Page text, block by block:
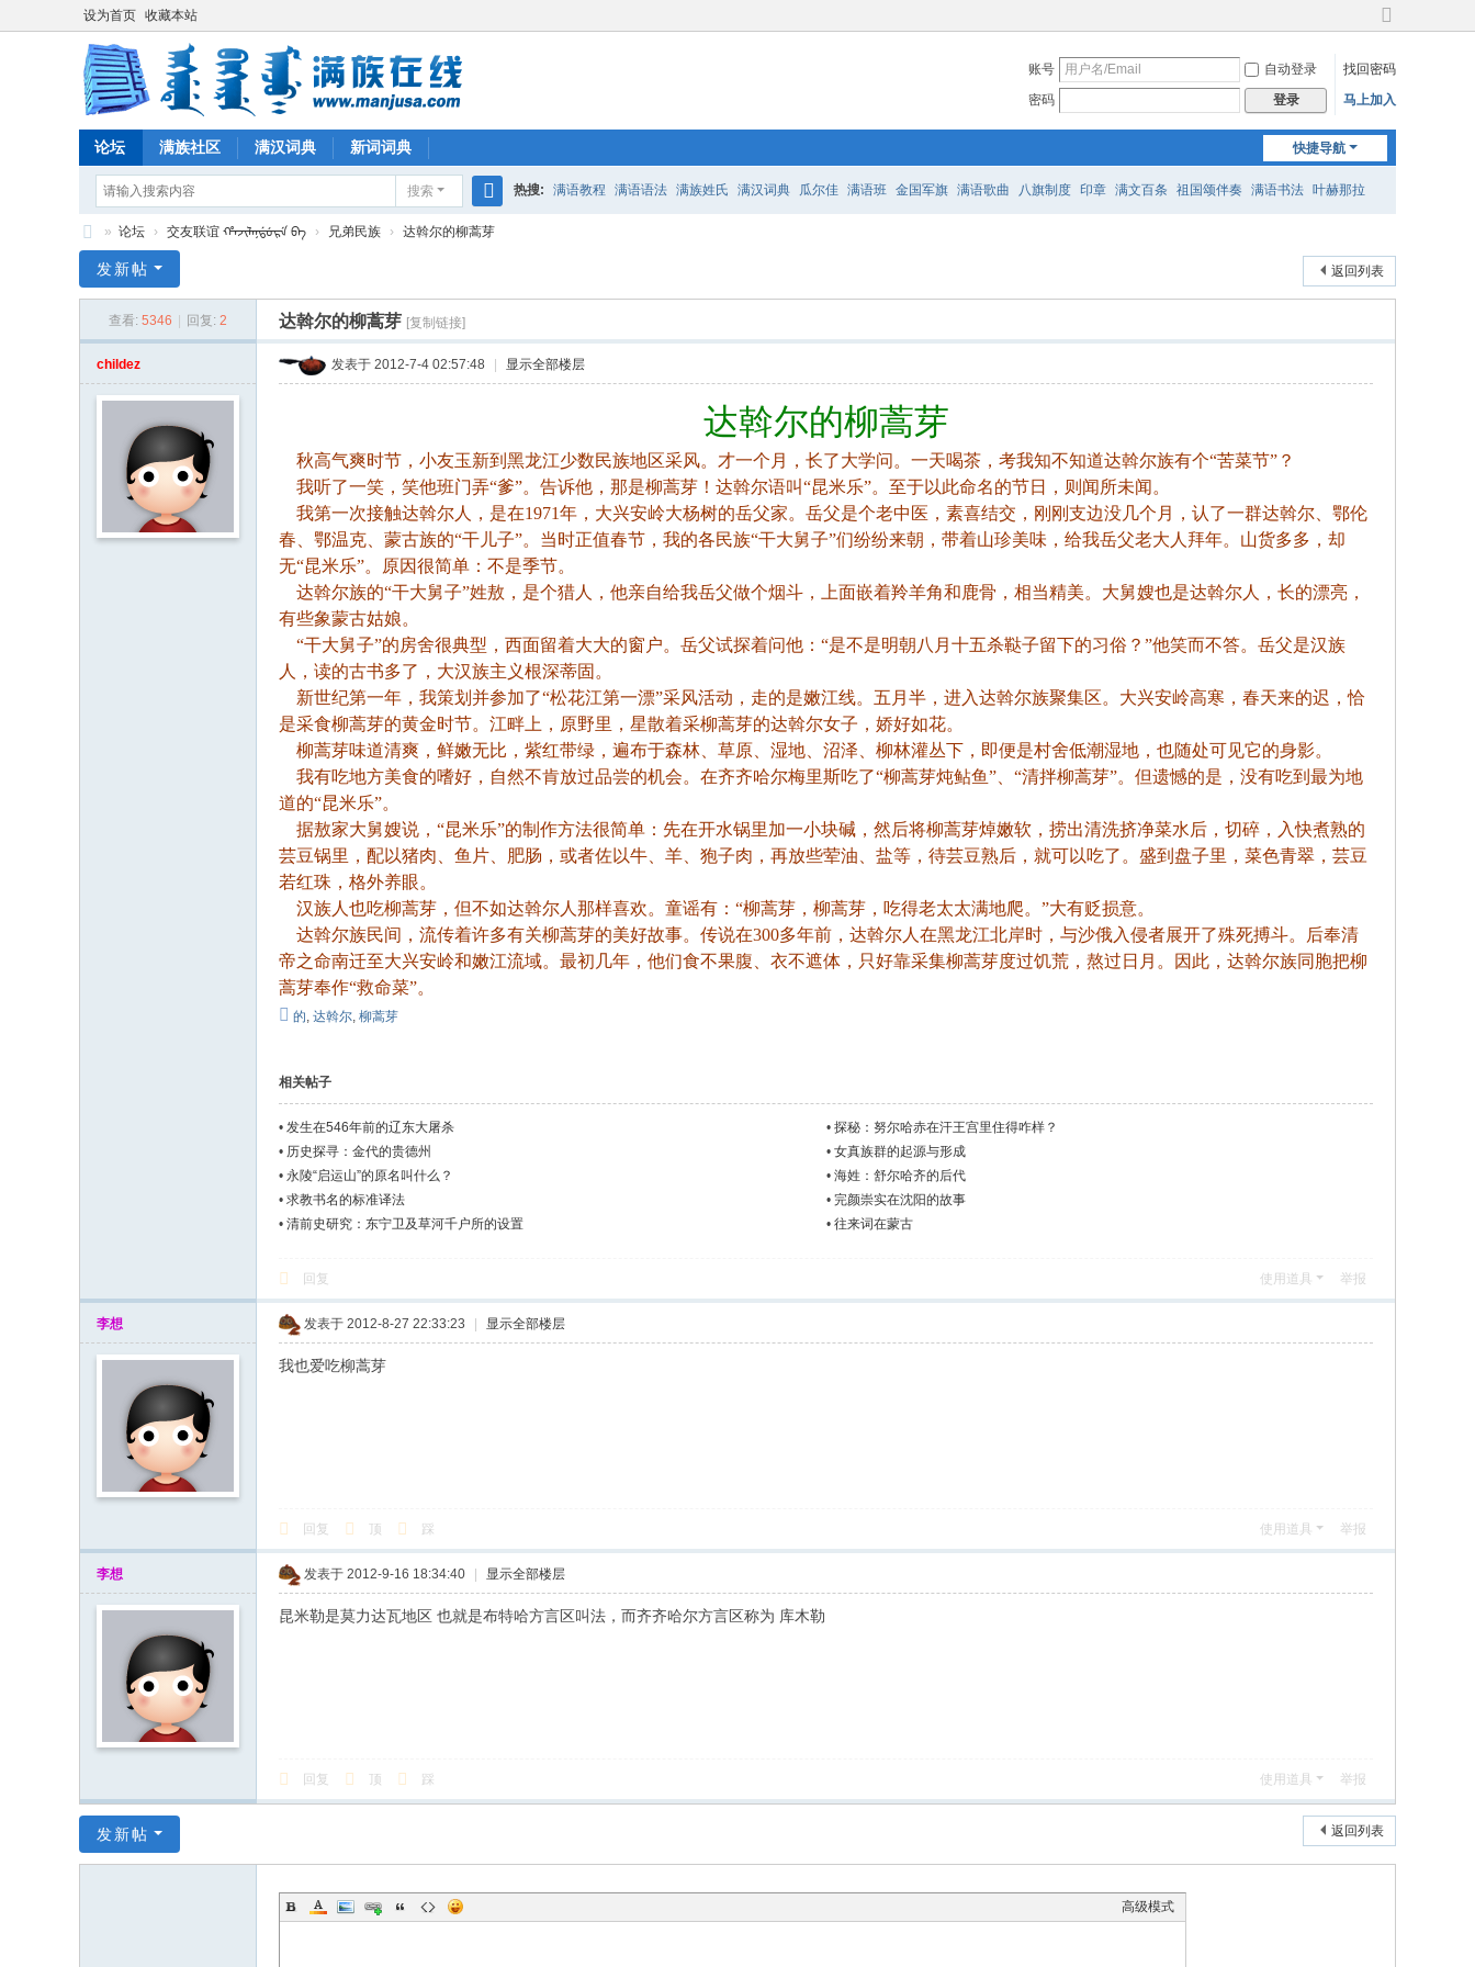
设为首页 收藏本站
切
到
宽
账号 自动登录
找回密码
密码
登录 马上加入
快捷导航
论坛 满族社区 满汉词典 新词词典
搜索
搜
热搜: 满语教程 满语语法 满族姓氏 满汉词典 瓜尔佳 满语班 金国军旗 满语歌曲 八旗制度 印章 满文百条 祖国颂伴奏 满语书法 叶赫那拉
族
» 论坛 › 交友联谊 ᡥᠠᠵᡳᠯᠠᠨᡩᡠᡵᡝ ᠪᠠ › 兄弟民族 › 达斡尔的柳蒿芽
返回列表
发新帖
查看: 5346 回复: 2 达斡尔的柳蒿芽 [复制链接]
childez 发表于 2012-7-4 02:57:48 显示全部楼层
达斡尔的柳蒿芽
秋高气爽时节，小友玉新到黑龙江少数民族地区采风。才一个月，长了大学问。一天喝茶，考我知不知道达斡尔族有个“苦菜节”？
我听了一笑，笑他班门弄“爹”。告诉他，那是柳蒿芽！达斡尔语叫“昆米乐”。至于以此命名的节日，则闻所未闻。
我第一次接触达斡尔人，是在1971年，大兴安岭大杨树的岳父家。岳父是个老中医，素喜结交，刚刚支边没几个月，认了一群达斡尔、鄂伦
春、鄂温克、蒙古族的“干儿子”。当时正值春节，我的各民族“干大舅子”们纷纷来朝，带着山珍美味，给我岳父老大人拜年。山货多多，却
无“昆米乐”。原因很简单：不是季节。
达斡尔族的“干大舅子”姓敖，是个猎人，他亲自给我岳父做个烟斗，上面嵌着羚羊角和鹿骨，相当精美。大舅嫂也是达斡尔人，长的漂亮，
有些象蒙古姑娘。
“干大舅子”的房舍很典型，西面留着大大的窗户。岳父试探着问他：“是不是明朝八月十五杀鞑子留下的习俗？”他笑而不答。岳父是汉族
人，读的古书多了，大汉族主义根深蒂固。
新世纪第一年，我策划并参加了“松花江第一漂”采风活动，走的是嫩江线。五月半，进入达斡尔族聚集区。大兴安岭高寒，春天来的迟，恰
是采食柳蒿芽的黄金时节。江畔上，原野里，星散着采柳蒿芽的达斡尔女子，娇好如花。
柳蒿芽味道清爽，鲜嫩无比，紫红带绿，遍布于森林、草原、湿地、沼泽、柳林灌丛下，即便是村舍低潮湿地，也随处可见它的身影。
我有吃地方美食的嗜好，自然不肯放过品尝的机会。在齐齐哈尔梅里斯吃了“柳蒿芽炖鲇鱼”、“清拌柳蒿芽”。但遗憾的是，没有吃到最为地
道的“昆米乐”。
据敖家大舅嫂说，“昆米乐”的制作方法很简单：先在开水锅里加一小块碱，然后将柳蒿芽焯嫩软，捞出清洗挤净菜水后，切碎，入快煮熟的
芸豆锅里，配以猪肉、鱼片、肥肠，或者佐以牛、羊、狍子肉，再放些荤油、盐等，待芸豆熟后，就可以吃了。盛到盘子里 ，菜色青翠，芸豆
若红珠，格外养眼。
汉族人也吃柳蒿芽，但不如达斡尔人那样喜欢。童谣有：“柳蒿芽，柳蒿芽，吃得老太太满地爬。”大有贬损意。
达斡尔族民间，流传着许多有关柳蒿芽的美好故事。传说在300多年前，达斡尔人在黑龙江北岸时，与沙俄入侵者展开了殊死搏斗。后奉清
帝之命南迁至大兴安岭和嫩江流域。最初几年，他们食不果腹、衣不遮体，只好靠采集柳蒿芽度过饥荒，熬过日月。因此，达斡尔族同胞把柳
蒿芽奉作“救命菜”。
的, 达斡尔, 柳蒿芽
相关帖子
• 发生在546年前的辽东大屠杀 • 探秘：努尔哈赤在汗王宫里住得咋样？
• 历史探寻：金代的贵德州 • 女真族群的起源与形成
• 永陵“启运山”的原名叫什么？ • 海姓：舒尔哈齐的后代
• 求教书名的标准译法 • 完颜崇实在沈阳的故事
• 清前史研究：东宁卫及草河千户所的设置 • 往来词在蒙古
回复 使用道具 举报
李想 发表于 2012-8-27 22:33:23 显示全部楼层
我也爱吃柳蒿芽
回复 顶 踩 使用道具 举报
李想 发表于 2012-9-16 18:34:40 显示全部楼层
昆米勒是莫力达瓦地区 也就是布特哈方言区叫法，而齐齐哈尔方言区称为 库木勒
回复 顶 踩 使用道具 举报
返回列表
发新帖
高级模式